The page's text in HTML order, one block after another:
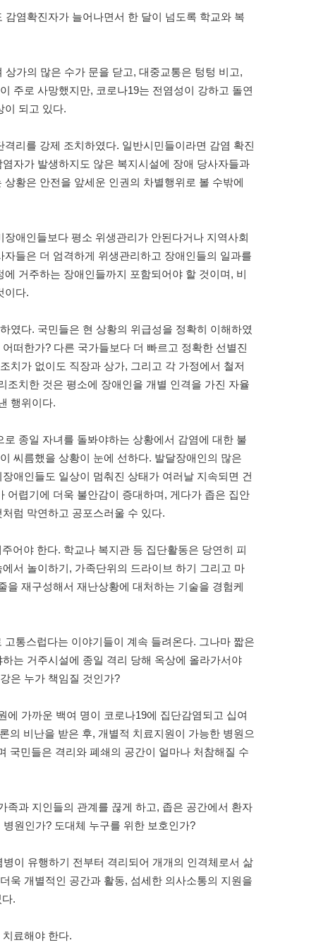
감염확진자가 늘어나면서 한 달이 넘도록 학교와 복
상가의 많은 수가 문을 닫고, 대중교통은 텅텅 비고,
주로 사망했지만, 코로나19는 전염성이 강하고 돌연
되고 있다.
격리를 강제 조치하였다. 일반시민들이라면 감염 확진
염자가 발생하지도 않은 복지시설에 장애 당사자들과
황은 안전을 앞세운 인권의 차별행위로 볼 수밖에
장애인들보다 평소 위생관리가 안된다거나 지역사회
들은 더 엄격하게 위생관리하고 장애인들의 일과를
에 거주하는 장애인들까지 포함되어야 할 것이며 , 비
이다.
였다. 국민들은 현 상황의 위급성을 정확히 이해하였
어떠한가? 다른 국가들보다 더 빠르고 정확한 선별진
치가 없이도 직장과 상가, 그리고 각 가정에서 철저
조치한 것은 평소에 장애인을 개별 인격을 가진 자율
행위이다.
로 종일 자녀를 돌봐야하는 상황에서 감염에 대한 불
씨름했을 상황이 눈에 선하다. 발달장애인의 많은
애인들도 일상이 멈춰진 상태가 여러날 지속되면 건
어렵기에 더욱 불안감이 증대하며 , 게다가 좁은 집안
럼 막연하고 공포스러울 수 있다.
어야 한다. 학교나 복지관 등 집단활동은 당연히 피
서 놀이하기 , 가족단위의 드라이브 하기 그리고 마
재구성해서 재난상황에 대처하는 기술을 경험케
통스럽다는 이야기들이 계속 들려온다. 그나마 짧은
는 거주시설에 종일 격리 당해 옥상에 올라가서야
은 누가 책임질 것인가?
에 가까운 백여 명이 코로나19에 집단감염되고 십여
의 비난을 받은 후, 개별적 치료지원이 가능한 병원으
국민들은 격리와 폐쇄의 공간이 얼마나 처참해질 수
족과 지인들의 관계를 끊게 하고, 좁은 공간에서 환자
병원인가? 도대체 누구를 위한 보호인가?
병이 유행하기 전부터 격리되어 개개의 인격체로서 삶
욱 개별적인 공간과 활동, 섬세한 의사소통의 지원을
다.
료해야 한다.